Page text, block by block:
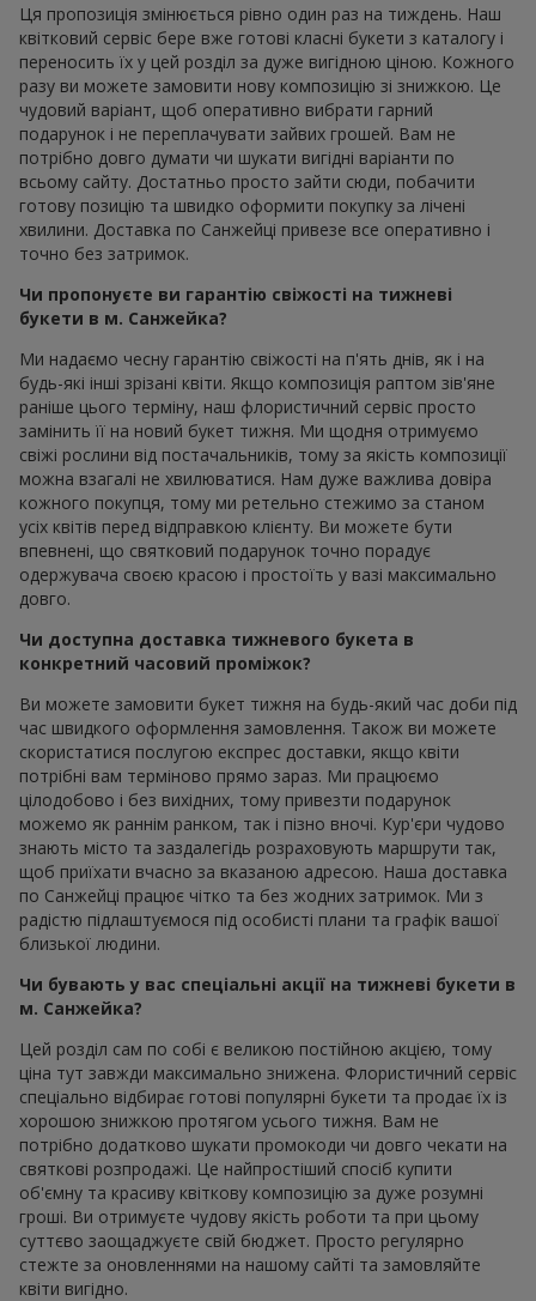
Ця пропозиція змінюється рівно один раз на тиждень. Наш
квітковий сервіс бере вже готові класні букети з каталогу і
переносить їх у цей розділ за дуже вигідною ціною. Кожного
разу ви можете замовити нову композицію зі знижкою. Це
чудовий варіант, щоб оперативно вибрати гарний
подарунок і не переплачувати зайвих грошей. Вам не
потрібно довго думати чи шукати вигідні варіанти по
всьому сайту. Достатньо просто зайти сюди, побачити
готову позицію та швидко оформити покупку за лічені
хвилини. Доставка по Санжейці привезе все оперативно і
точно без затримок.
Чи пропонуєте ви гарантію свіжості на тижневі
букети в м. Санжейка?
Ми надаємо чесну гарантію свіжості на п'ять днів, як і на
будь-які інші зрізані квіти. Якщо композиція раптом зів'яне
раніше цього терміну, наш флористичний сервіс просто
замінить її на новий букет тижня. Ми щодня отримуємо
свіжі рослини від постачальників, тому за якість композиції
можна взагалі не хвилюватися. Нам дуже важлива довіра
кожного покупця, тому ми ретельно стежимо за станом
усіх квітів перед відправкою клієнту. Ви можете бути
впевнені, що святковий подарунок точно порадує
одержувача своєю красою і простоїть у вазі максимально
довго.
Чи доступна доставка тижневого букета в
конкретний часовий проміжок?
Ви можете замовити букет тижня на будь-який час доби під
час швидкого оформлення замовлення. Також ви можете
скористатися послугою експрес доставки, якщо квіти
потрібні вам терміново прямо зараз. Ми працюємо
цілодобово і без вихідних, тому привезти подарунок
можемо як раннім ранком, так і пізно вночі. Кур'єри чудово
знають місто та заздалегідь розраховують маршрути так,
щоб приїхати вчасно за вказаною адресою. Наша доставка
по Санжейці працює чітко та без жодних затримок. Ми з
радістю підлаштуємося під особисті плани та графік вашої
близької людини.
Чи бувають у вас спеціальні акції на тижневі букети в
м. Санжейка?
Цей розділ сам по собі є великою постійною акцією, тому
ціна тут завжди максимально знижена. Флористичний сервіс
спеціально відбирає готові популярні букети та продає їх із
хорошою знижкою протягом усього тижня. Вам не
потрібно додатково шукати промокоди чи довго чекати на
святкові розпродажі. Це найпростіший спосіб купити
об'ємну та красиву квіткову композицію за дуже розумні
гроші. Ви отримуєте чудову якість роботи та при цьому
суттєво заощаджуєте свій бюджет. Просто регулярно
стежте за оновленнями на нашому сайті та замовляйте
квіти вигідно.